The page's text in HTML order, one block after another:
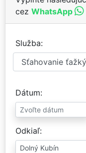
cez WhatsApp
Služba
Dátum
Odkiaľ